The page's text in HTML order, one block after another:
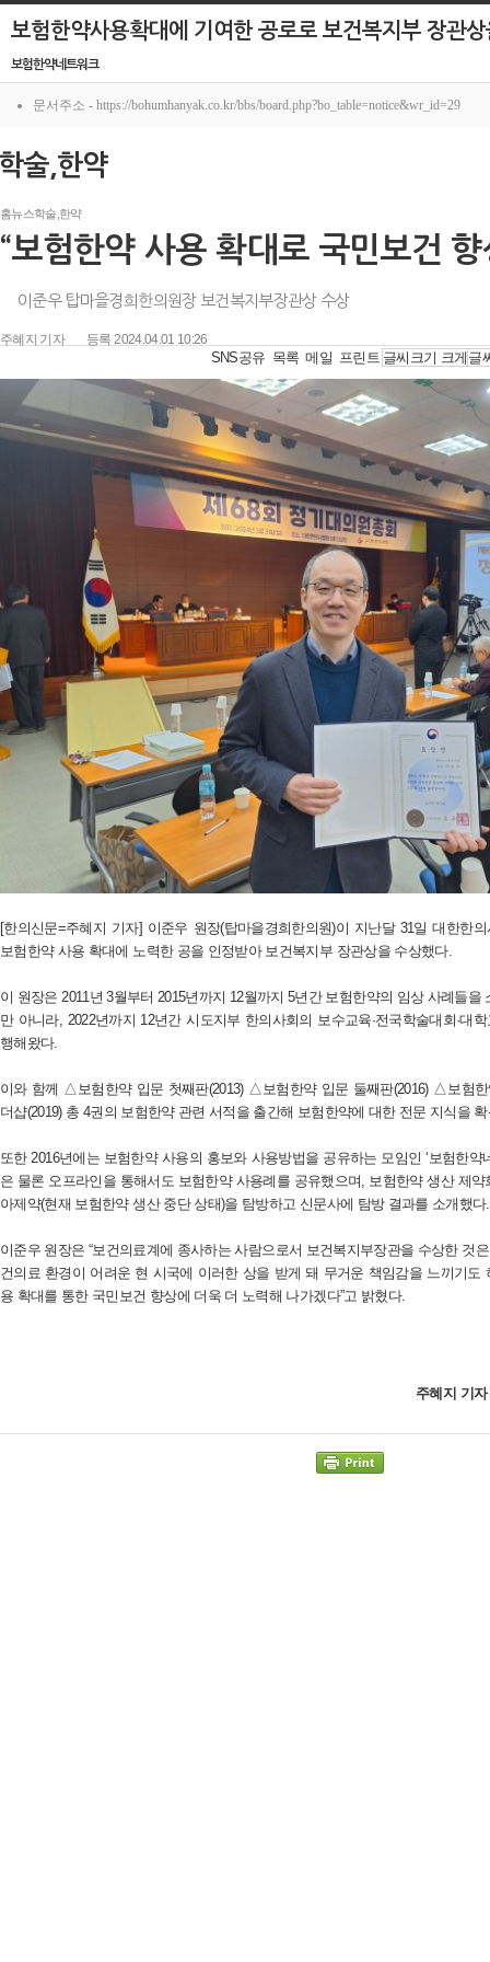
보험한약사용확대에 기여한 공로로 보건복지부 장관
보험한약네트워크
문서주소 - https://bohumhanyak.co.kr/bbs/board.php?bo_table=notice&wr_id=29
술,한약
홈뉴스학술,한약
“보험한약 사용 확대로 국민보건
이준우 탑마을경희한의원장 보건복지부장관상 수상
주혜지 기자 등록 2024.04.01 10:26
SNS공유 목록 메일 프린트 글씨크기 크게 글
[한의신문=주혜지 기자] 이준우 원장(탑마을경희한의원)이 지난달 31일 대한한
보험한약 사용 확대에 노력한 공을 인정받아 보건복지부 장관상을 수상했다.
이 원장은 2011년 3월부터 2015년까지 12월까지 5년간 보험한약의 임상 사례들
만 아니라, 2022년까지 12년간 시도지부 한의사회의 보수교육·전국학술대회·대
행해왔다.
이와 함께 △보험한약 입문 첫째판(2013) △보험한약 입문 둘째판(2016) △보험
더샵(2019) 총 4권의 보험한약 관련 서적을 출간해 보험한약에 대한 전문 지식을
또한 2016년에는 보험한약 사용의 홍보와 사용방법을 공유하는 모임인 ‘보험한약
은 물론 오프라인을 통해서도 보험한약 사용례를 공유했으며, 보험한약 생산
아제약(현재 보험한약 생산 중단 상태)을 탐방하고 신문사에 탐방 결과를 소개했다.
이준우 원장은 “보건의료계에 종사하는 사람으로서 보건복지부장관을 수상한 것
건의료 환경이 어려운 현 시국에 이러한 상을 받게 돼 무거운 책임감을 느끼기도
용 확대를 통한 국민보건 향상에 더욱 더 노력해 나가겠다”고 밝혔다.
주혜지 기